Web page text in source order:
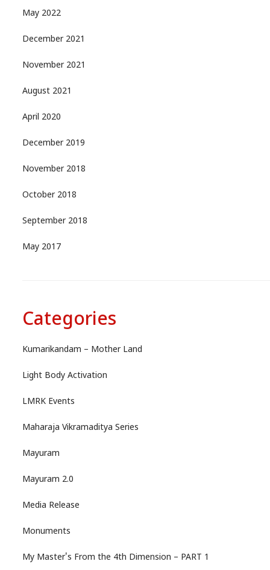
May 2022
December 2021
November 2021
August 2021
April 2020
December 2019
November 2018
October 2018
September 2018
May 2017
Categories
Kumarikandam – Mother Land
Light Body Activation
LMRK Events
Maharaja Vikramaditya Series
Mayuram
Mayuram 2.0
Media Release
Monuments
My Master's From the 4th Dimension – PART 1